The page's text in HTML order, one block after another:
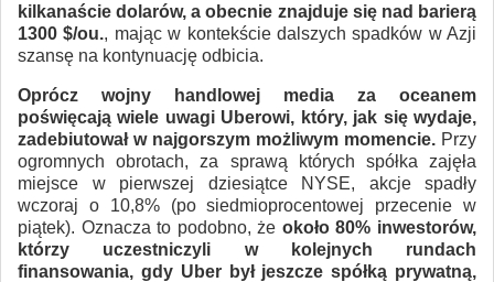
kilkanaście dolarów, a obecnie znajduje się nad barierą
1300 $/ou., mając w kontekście dalszych spadków w Azji
szansę na kontynuację odbicia.
Oprócz wojny handlowej media za oceanem
poświęcają wiele uwagi Uberowi, który, jak się wydaje,
zadebiutował w najgorszym możliwym momencie. Przy
ogromnych obrotach, za sprawą których spółka zajęła
miejsce w pierwszej dziesiątce NYSE, akcje spadły
wczoraj o 10,8% (po siedmioprocentowej przecenie w
piątek). Oznacza to podobno, że około 80% inwestorów,
którzy uczestniczyli w kolejnych rundach
finansowania, gdy Uber był jeszcze spółką prywatną,